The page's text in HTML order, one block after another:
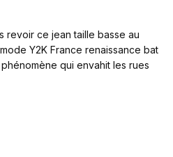
revoir ce jean taille basse au
Y2K France renaissance bat
qui envahit les rues